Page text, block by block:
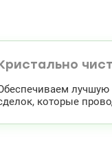
лучшую
которые